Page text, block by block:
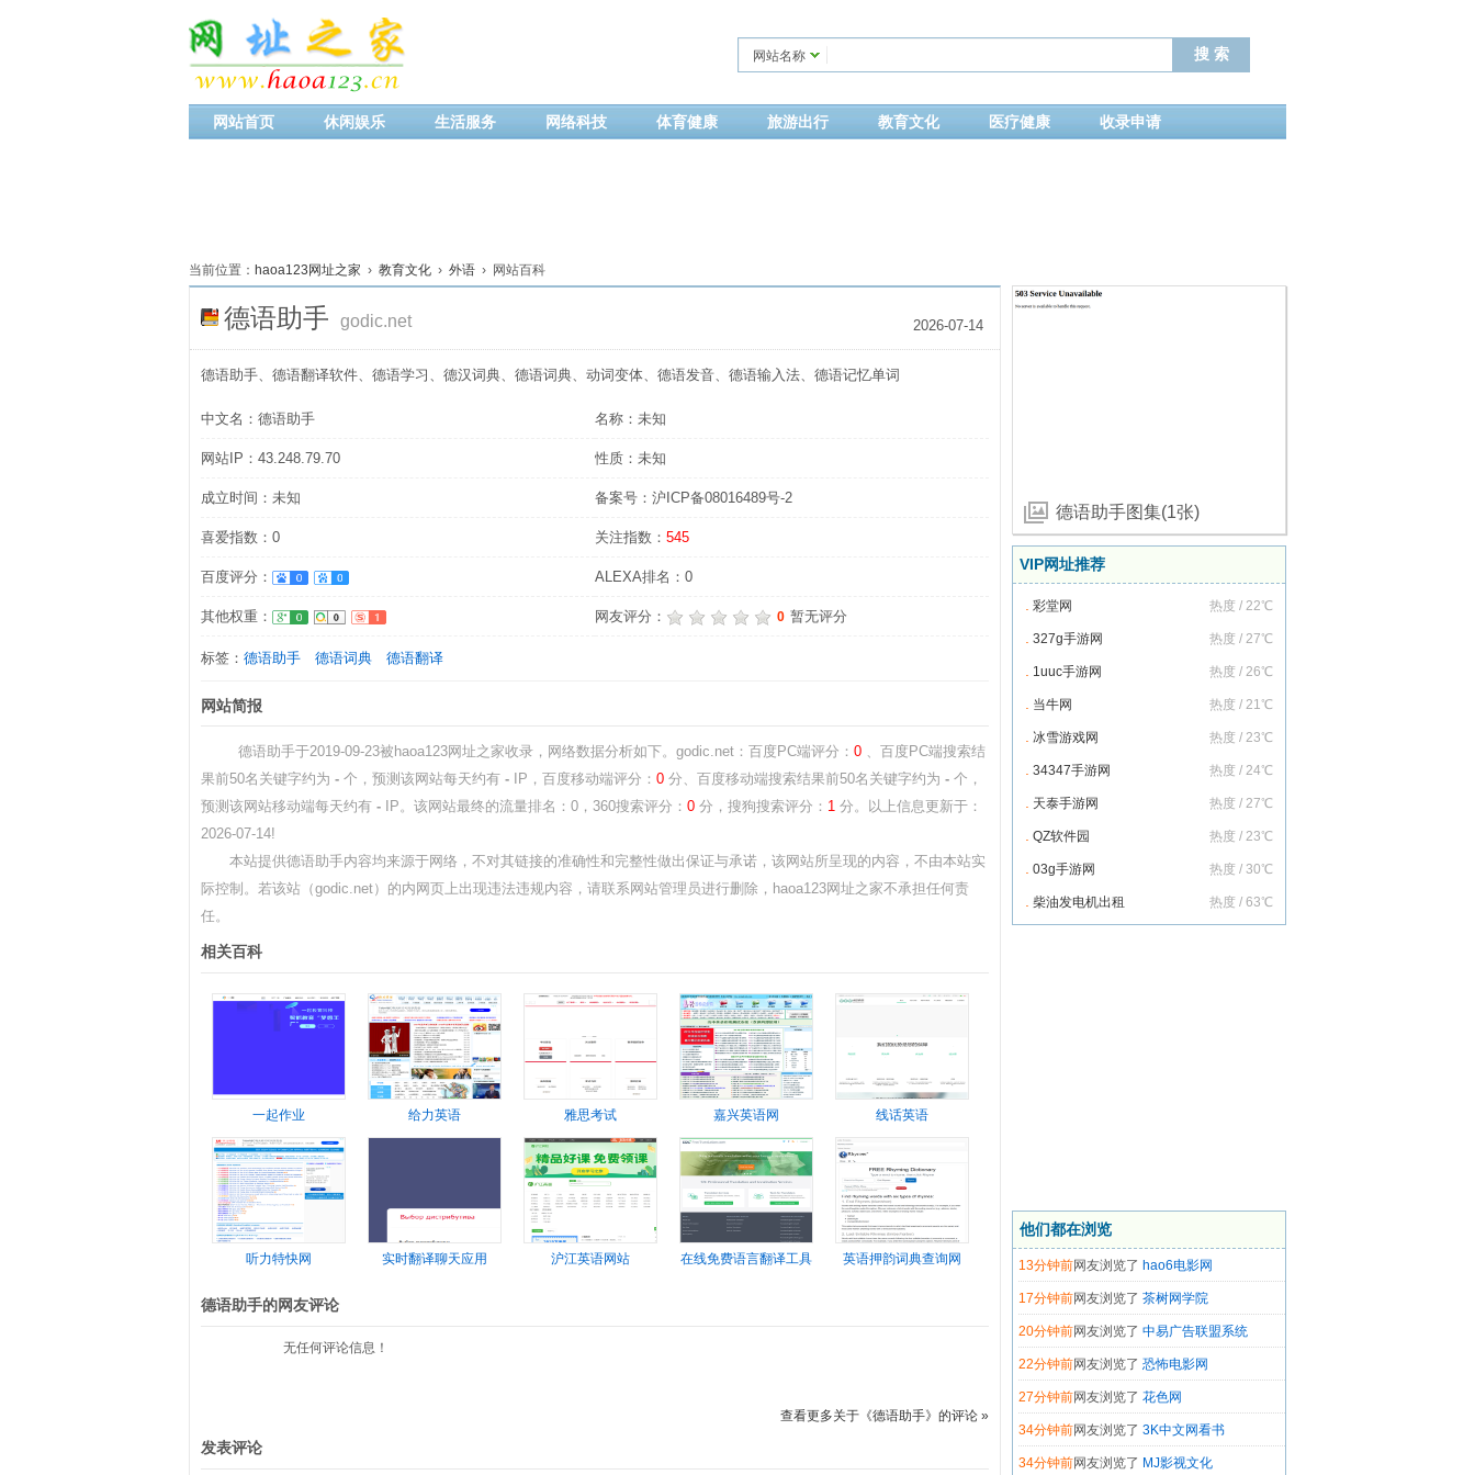
网站名称
网站首页 休闲娱乐 生活服务 网络科技 体育健康 旅游出行 教育文化 医疗健康 收录申请
当前位置： haoa123网址之家 › 教育文化 › 外语 › 网站百科
德语助手 godic.net 2026-07-14
德语助手、德语翻译软件、德语学习、德汉词典、德语词典、动词变体、德语发音、德语输入法、德语记忆单词
中文名：德语助手 名称：未知
网站IP：43.248.79.70 性质：未知
成立时间：未知 备案号：沪ICP备08016489号-2
喜爱指数：0 关注指数： 545
百度评分： ALEXA排名：0
其他权重： 网友评分： 0 暂无评分
标签： 德语助手 德语词典 德语翻译
网站简报
德语助手于2019-09-23被haoa123网址之家收录，网络数据分析如下。godic.net：百度PC端评分： 0 、百度PC端搜索结
果前50名关键字约为 - 个，预测该网站每天约有 - IP，百度移动端评分： 0 分、百度移动端搜索结果前50名关键字约为 - 个，
预测该网站移动端每天约有 - IP。该网站最终的流量排名：0，360搜索评分： 0 分，搜狗搜索评分： 1 分。以上信息更新于：
2026-07-14!
本站提供德语助手内容均来源于网络，不对其链接的准确性和完整性做出保证与承诺，该网站所呈现的内容，不由本站实
际控制。若该站（godic.net）的内网页上出现违法违规内容，请联系网站管理员进行删除，haoa123网址之家不承担任何责
任。
相关百科
一起作业 给力英语 雅思考试 嘉兴英语网 线话英语
听力特快网 实时翻译聊天应用 沪江英语网站 在线免费语言翻译工具 英语押韵词典查询网
德语助手的网友评论
无任何评论信息！
查看更多关于《德语助手》的评论 »
发表评论
德语助手图集(1张)
VIP网址推荐
热度 / 22℃
彩堂网
热度 / 27℃
327g手游网
热度 / 26℃
1uuc手游网
热度 / 21℃
当牛网
热度 / 23℃
冰雪游戏网
热度 / 24℃
34347手游网
热度 / 27℃
天泰手游网
热度 / 23℃
QZ软件园
热度 / 30℃
03g手游网
热度 / 63℃
柴油发电机出租
他们都在浏览
5分钟前网友浏览了
13分钟前网友浏览了 hao6电影网
17分钟前网友浏览了 茶树网学院
20分钟前网友浏览了 中易广告联盟系统
22分钟前网友浏览了 恐怖电影网
27分钟前网友浏览了 花色网
34分钟前网友浏览了 3K中文网看书
34分钟前网友浏览了 MJ影视文化